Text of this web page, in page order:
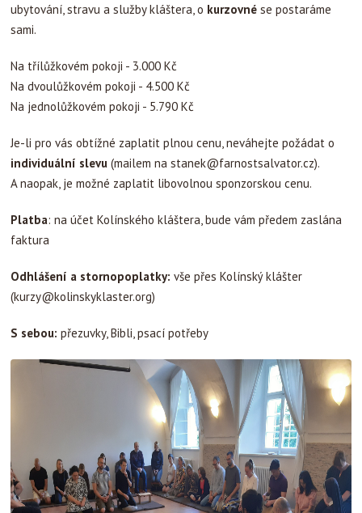
ubytování, stravu a služby kláštera, o kurzovné se postaráme
sami.
Na třílůžkovém pokoji - 3.000 Kč
Na dvoulůžkovém pokoji - 4.500 Kč
Na jednolůžkovém pokoji - 5.790 Kč
Je-li pro vás obtížné zaplatit plnou cenu, neváhejte požádat o
individuální slevu (mailem na stanek@farnostsalvator.cz).
A naopak, je možné zaplatit libovolnou sponzorskou cenu.
Platba: na účet Kolínského kláštera, bude vám předem zaslána
faktura
Odhlášení a stornopoplatky: vše přes Kolínský klášter
(kurzy@kolinskyklaster.org)
S sebou: přezuvky, Bibli, psací potřeby